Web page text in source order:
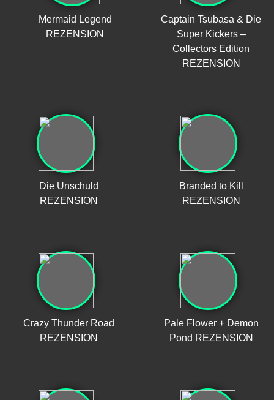
Mermaid Legend
REZENSION
Captain Tsubasa & Die
Super Kickers –
Collectors Edition
REZENSION
Die Unschuld
REZENSION
Branded to Kill
REZENSION
Crazy Thunder Road
REZENSION
Pale Flower + Demon
Pond REZENSION